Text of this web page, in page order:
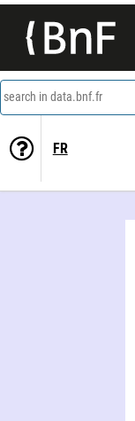
search in data.bnf.fr
FR